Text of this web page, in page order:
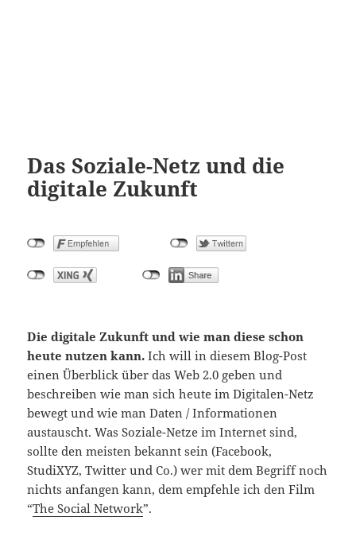
Das Soziale-Netz und die
digitale Zukunft
Die digitale Zukunft und wie man diese schon
heute nutzen kann. Ich will in diesem Blog-Post
einen Überblick über das Web 2.0 geben und
beschreiben wie man sich heute im Digitalen-Netz
bewegt und wie man Daten / Informationen
austauscht. Was Soziale-Netze im Internet sind,
sollte den meisten bekannt sein (Facebook,
StudiXYZ, Twitter und Co.) wer mit dem Begriff noch
nichts anfangen kann, dem empfehle ich den Film
“The Social Network”.